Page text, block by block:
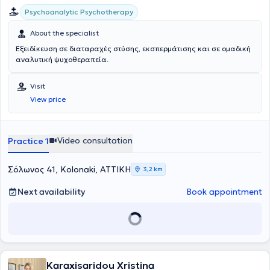
Psychoanalytic Psychotherapy
About the specialist
Εξειδίκευση σε διαταραχές στύσης, εκσπερμάτισης και σε ομαδική
αναλυτική ψυχοθεραπεία.
Visit
View price
Practice 1 Video consultation
Σόλωνος 41, Kolonaki, ΑΤΤΙΚΗ 3,2 km
Next availability Book appointment
Karaxisaridou Xristina